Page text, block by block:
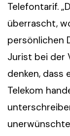
Telefontarif.
überrascht,
persönlichen
Jurist bei der
denken, dass
Telekom